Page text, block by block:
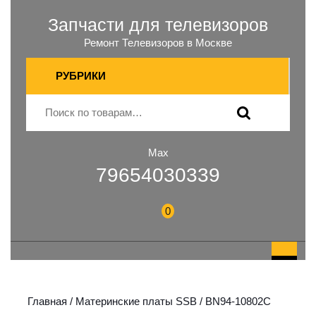
Запчасти для телевизоров
Ремонт Телевизоров в Москве
РУБРИКИ
Max
79654030339
0
Главная / Материнские платы SSB / BN94-10802C